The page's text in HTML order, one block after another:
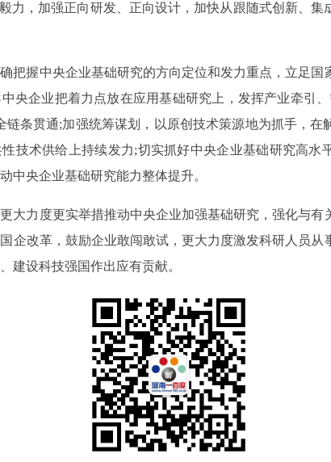
力，加强正向研发、正向设计，加快从跟随式创新、集
把握中央企业基础研究的方向定位和发力重点，立足国
央企业把着力点放在应用基础研究上，发挥产业牵引
条贯通;加强统筹谋划，以原创技术策源地为抓手，在
技术供给上持续发力;切实抓好中央企业基础研究高水
中央企业基础研究能力整体提升。
大力度更实举措推动中央企业加强基础研究，强化与有
企改革，鼓励企业敢闯敢试，更大力度激发科研人员从
建设科技强国作出应有贡献。